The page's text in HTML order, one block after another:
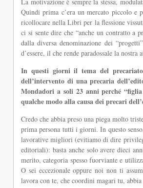
Quindi prima c’era un mercato piccolo e
ricollocare nella Libri per la flessione
ci si sente dire che “anche un contratto a
dalla diversa denominazione dei
d’essere, il che rende paradossale la nostra
In questi giorni il tema del
dell’intervento di una precaria
Mondadori a soli 23 anni perché
qualche modo alla causa dei precari
Credo che abbia preso una piega molto
prima persona tutti i giorni. In questo
lavorative migliori (evitiamo di dire
editoriali): basta anche solo avere dieci
merito, categoria spesso fuorviante e
O sei eccezionale oppure noi non ti
lavora con te, che coordini magari tu,